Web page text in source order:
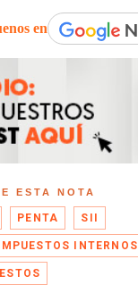
en
ESTA NOTA
PENTA SII
INTERNOS